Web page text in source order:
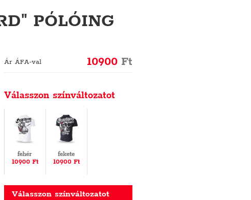
PÓLÓING
Ár ÁFA-val 10900 Ft
Válasszon színváltozatot
fehér
10900 Ft
fekete
10900 Ft
Válasszon színváltozatot